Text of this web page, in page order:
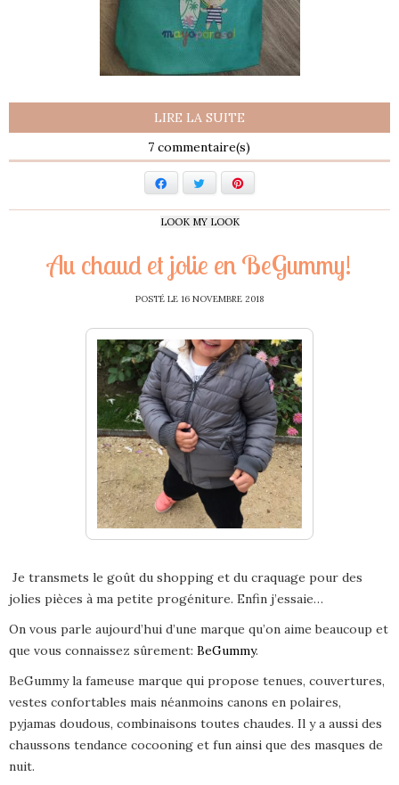
LIRE LA SUITE
7
FacebookTwitter
LOOK MY LOOK
Au chaud et jolie en BeGummy!
POSTÉ LE 16 NOVEMBRE 2018
Je transmets le goût du shopping et du craquage pour des
jolies pièces à ma petite progéniture. Enfin j’essaie…
On vous parle aujourd’hui d’une marque qu’on aime beaucoup et
que vous connaissez sûrement: BeGummy.
BeGummy la fameuse marque qui propose tenues, couvertures,
vestes confortables mais néanmoins canons en polaires,
pyjamas doudous, combinaisons toutes chaudes. Il y a aussi des
chaussons tendance cocooning et fun ainsi que des masques de
nuit.